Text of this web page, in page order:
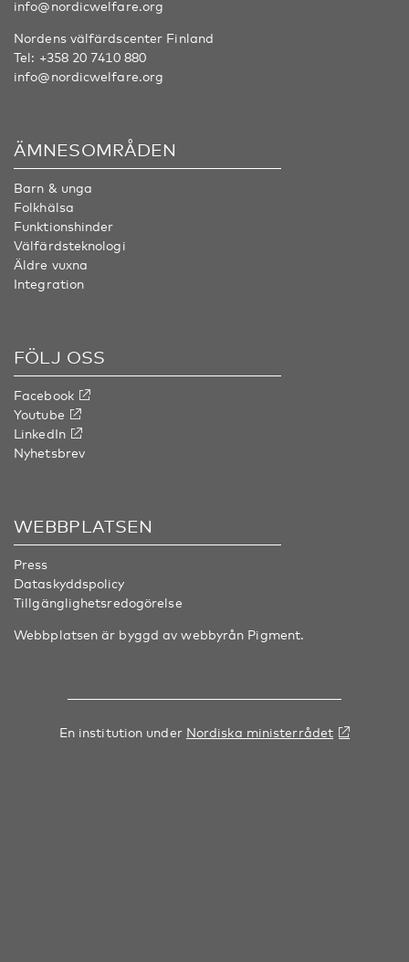
info@nordicwelfare.org
Nordens välfärdscenter Finland
Tel: +358 20 7410 880
info@nordicwelfare.org
ÄMNESOMRÅDEN
Barn & unga
Folkhälsa
Funktionshinder
Välfärdsteknologi
Äldre vuxna
Integration
FÖLJ OSS
Facebook
Youtube
LinkedIn
Nyhetsbrev
WEBBPLATSEN
Press
Dataskyddspolicy
Tillgänglighetsredogörelse
Webbplatsen är byggd av webbyrån Pigment.
En institution under Nordiska ministerrådet